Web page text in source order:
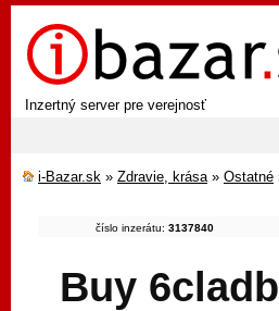
Inzertný server pre verejnosť
i-Bazar.sk » Zdravie, krása» Ostatné
číslo inzerátu: 3137840
Buy